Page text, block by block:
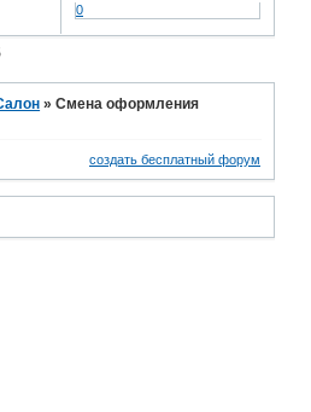
0
»Смена оформления
создать бесплатный форум